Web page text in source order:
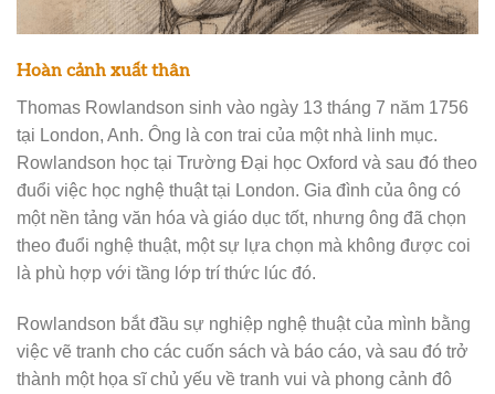
Hoàn cảnh xuất thân
Thomas Rowlandson sinh vào ngày 13 tháng 7 năm 1756
tại London, Anh. Ông là con trai của một nhà linh mục.
Rowlandson học tại Trường Đại học Oxford và sau đó theo
đuổi việc học nghệ thuật tại London. Gia đình của ông có
một nền tảng văn hóa và giáo dục tốt, nhưng ông đã chọn
theo đuổi nghệ thuật, một sự lựa chọn mà không được coi
là phù hợp với tầng lớp trí thức lúc đó.
Rowlandson bắt đầu sự nghiệp nghệ thuật của mình bằng
việc vẽ tranh cho các cuốn sách và báo cáo, và sau đó trở
thành một họa sĩ chủ yếu về tranh vui và phong cảnh đô